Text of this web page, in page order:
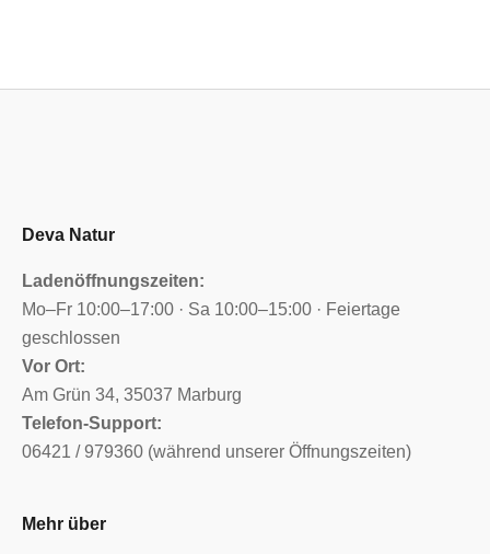
Deva Natur
Ladenöffnungszeiten:
Mo–Fr 10:00–17:00 · Sa 10:00–15:00 · Feiertage
geschlossen
Vor Ort:
Am Grün 34, 35037 Marburg
Telefon-Support:
06421 / 979360 (während unserer Öffnungszeiten)
Mehr über